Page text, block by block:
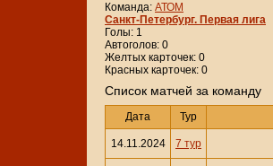
Команда: АТОМ
Санкт-Петербург. Первая лига
Голы: 1
Автоголов: 0
Желтых карточек: 0
Красных карточек: 0
Cписок матчей за команду
Дата Тур
14.11.2024 7 тур